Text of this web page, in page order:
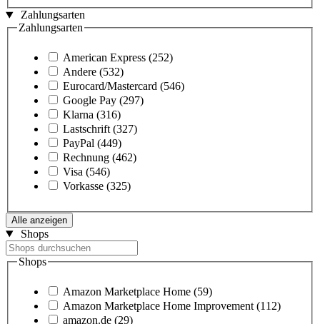
Zahlungsarten
Zahlungsarten
American Express (252)
Andere (532)
Eurocard/Mastercard (546)
Google Pay (297)
Klarna (316)
Lastschrift (327)
PayPal (449)
Rechnung (462)
Visa (546)
Vorkasse (325)
Alle anzeigen
Shops
Shops
Amazon Marketplace Home (59)
Amazon Marketplace Home Improvement (112)
amazon.de (29)